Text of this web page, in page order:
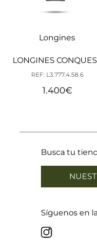
Longines
LONGINES
REF: L3.777.4.58.6
1.400€
Busca tu
Síguenos en